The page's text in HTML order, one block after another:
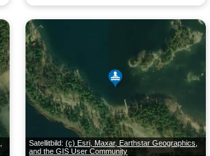
Satellitbild:(c) Esri, Maxar, Earthstar Geographics,
and the GIS User Community